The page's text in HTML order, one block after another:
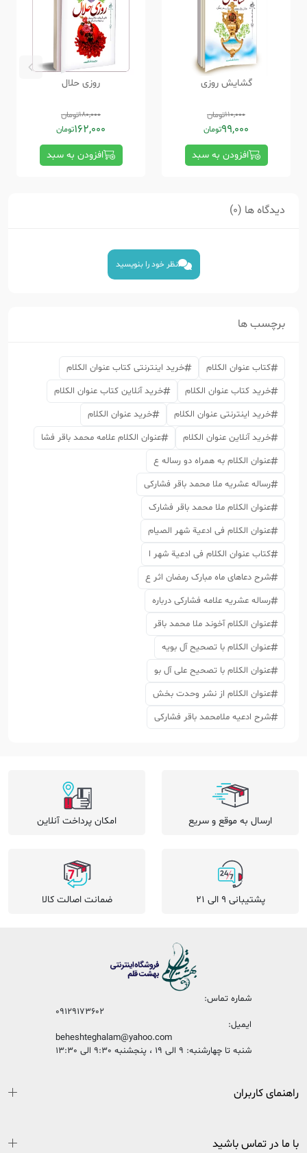
گشایش روزی
110,000تومان
99,000تومان
افزودن به سبد
روزی حلال
180,000تومان
162,000تومان
افزودن به سبد
دیدگاه ها (0)
نظر خود را بنویسید
برچسب ها
کتاب عنوان الکلام
خرید اینترنتی کتاب عنوان الکلام
خرید کتاب عنوان الکلام
خرید آنلاین کتاب عنوان الکلام
خرید اینترنتی عنوان الکلام
خرید عنوان الکلام
خرید آنلاین عنوان الکلام
عنوان الکلام علامه محمد باقر فشا
عنوان الکلام به همراه دو رساله ع
رساله عشریه ملا محمد باقر فشارکی
عنوان الکلام ملا محمد باقر فشارک
عنوان الکلام فی ادعیة شهر الصیام
کتاب عنوان الکلام فی ادعیة شهر ا
شرح دعاهای ماه مبارک رمضان اثر ع
رساله عشریه علامه فشارکی درباره
عنوان الکلام آخوند ملا محمد باقر
عنوان الکلام با تصحیح آل بویه
عنوان الکلام با تصحیح علی آل بو
عنوان الکلام از نشر وحدت بخش
شرح ادعیه ملامحمد باقر فشارکی
ارسال به موقع و سریع امکان پرداخت آنلاین
پشتیبانی 9 الی 21 ضمانت اصالت کالا
شماره تماس:
09129173602
ایمیل:
beheshteghalam@yahoo.com
شنبه تا چهارشنبه: 9 الی 19 ، پنجشنبه 9:30 الی 13:30
راهنمای کاربران
با ما در تماس باشید